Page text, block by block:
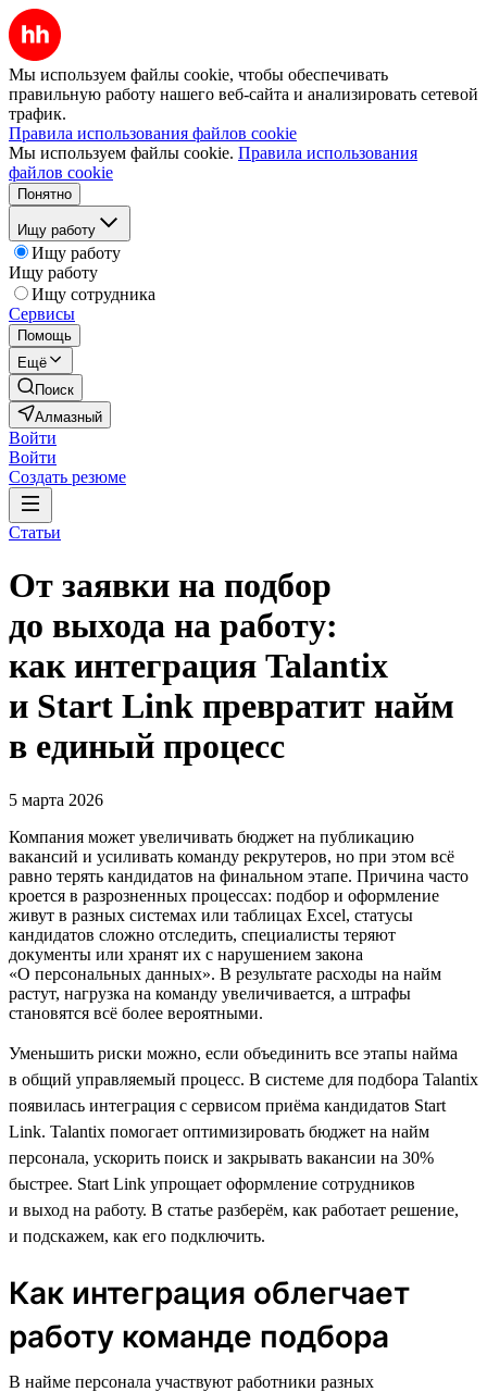
Мы используем файлы cookie, чтобы обеспечивать
правильную работу нашего веб-сайта и анализировать сетевой
трафик.
Правила использования файлов cookie
Мы используем файлы cookie. Правила использования
файлов cookie
Понятно
Ищу работу
Ищу работу
Ищу работу
Ищу сотрудника
Сервисы
Помощь
Ещё
Поиск
Алмазный
Войти
Войти
Создать резюме
Статьи
От заявки на подбор
до выхода на работу:
как интеграция Talantix
и Start Link превратит найм
в единый процесс
5 марта 2026
Компания может увеличивать бюджет на публикацию
вакансий и усиливать команду рекрутеров, но при этом всё
равно терять кандидатов на финальном этапе. Причина часто
кроется в разрозненных процессах: подбор и оформление
живут в разных системах или таблицах Excel, статусы
кандидатов сложно отследить, специалисты теряют
документы или хранят их с нарушением закона
«О персональных данных». В результате расходы на найм
растут, нагрузка на команду увеличивается, а штрафы
становятся всё более вероятными.
Уменьшить риски можно, если объединить все этапы найма
в общий управляемый процесс. В системе для подбора Talantix
появилась интеграция с сервисом приёма кандидатов Start
Link. Talantix помогает оптимизировать бюджет на найм
персонала, ускорить поиск и закрывать вакансии на 30%
быстрее. Start Link упрощает оформление сотрудников
и выход на работу. В статье разберём, как работает решение,
и подскажем, как его подключить.
Как интеграция облегчает
работу команде подбора
В найме персонала участвуют работники разных